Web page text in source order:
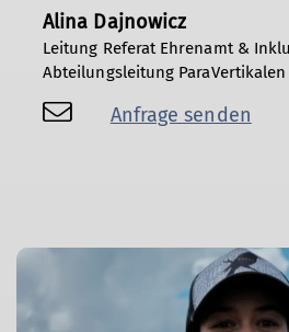
Alina Dajnowicz
Leitung Referat Ehrenamt &
Abteilungsleitung ParaVertikalen
Anfrage senden